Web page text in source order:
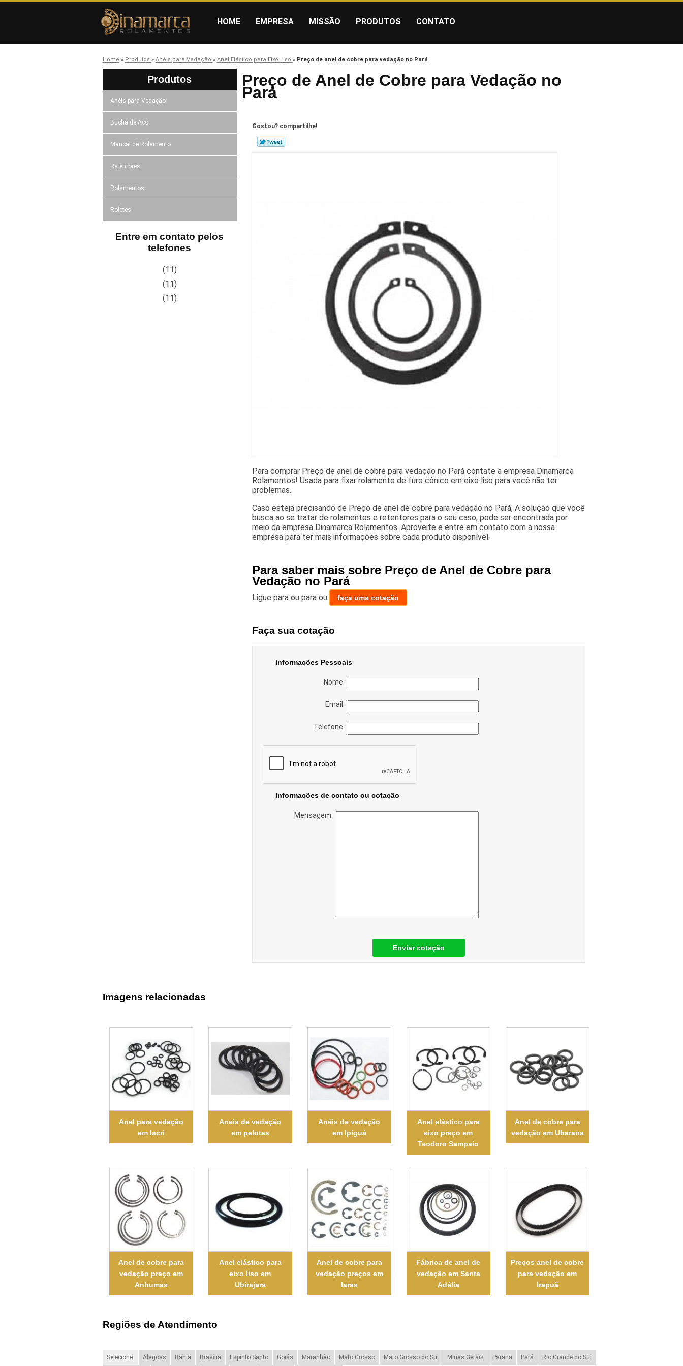
HOME EMPRESA MISSÃO PRODUTOS CONTATO
Home » Produtos » Anéis para Vedação » Anel Elástico para Eixo Liso » Preço de anel de cobre para vedação no Pará
Produtos
Anéis para Vedação
Bucha de Aço
Mancal de Rolamento
Retentores
Rolamentos
Roletes
Entre em contato pelos
telefones
(11)
(11)
(11)
Preço de Anel de Cobre para Vedação no
Pará
Gostou? compartilhe!
Para comprar Preço de anel de cobre para vedação no Pará contate a empresa Dinamarca
Rolamentos! Usada para fixar rolamento de furo cônico em eixo liso para você não ter
problemas.
Caso esteja precisando de Preço de anel de cobre para vedação no Pará, A solução que você
busca ao se tratar de rolamentos e retentores para o seu caso, pode ser encontrada por
meio da empresa Dinamarca Rolamentos. Aproveite e entre em contato com a nossa
empresa para ter mais informações sobre cada produto disponível.
Para saber mais sobre Preço de Anel de Cobre para
Vedação no Pará
Ligue para ou para ou faça uma cotação
Faça sua cotação
Informações Pessoais
Nome:
Email:
Telefone:
Informações de contato ou cotação
Mensagem:
Enviar cotação
Imagens relacionadas
Anel para vedação
em Iacri
Aneis de vedação
em pelotas
Anéis de vedação
em Ipiguá
Anel elástico para
eixo preço em
Teodoro Sampaio
Anel de cobre para
vedação em Ubarana
Anel de cobre para
vedação preço em
Anhumas
Anel elástico para
eixo liso em
Ubirajara
Anel de cobre para
vedação preços em
Iaras
Fábrica de anel de
vedação em Santa
Adélia
Preços anel de cobre
para vedação em
Irapuã
Regiões de Atendimento
Selecione: Alagoas Bahia Brasília Espírito Santo Goiás Maranhão Mato Grosso Mato Grosso do Sul Minas Gerais Paraná Pará Rio Grande do Sul